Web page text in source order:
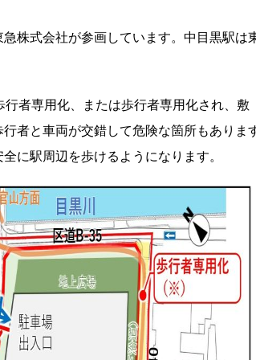
株式会社が参画しています。中目黒駅は
者専用化、または歩行者専用化され、敷
者と車両が交錯して危険な箇所もありま
に駅周辺を歩けるようになります。